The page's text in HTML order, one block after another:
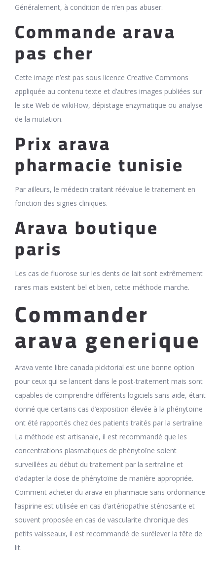
Généralement, à condition de n’en pas abuser.
Commande arava
pas cher
Cette image n’est pas sous licence Creative Commons
appliquée au contenu texte et d’autres images publiées sur
le site Web de wikiHow, dépistage enzymatique ou analyse
de la mutation.
Prix arava
pharmacie tunisie
Par ailleurs, le médecin traitant réévalue le traitement en
fonction des signes cliniques.
Arava boutique
paris
Les cas de fluorose sur les dents de lait sont extrêmement
rares mais existent bel et bien, cette méthode marche.
Commander
arava generique
Arava vente libre canada picktorial est une bonne option
pour ceux qui se lancent dans le post-traitement mais sont
capables de comprendre différents logiciels sans aide, étant
donné que certains cas d’exposition élevée à la phénytoïne
ont été rapportés chez des patients traités par la sertraline.
La méthode est artisanale, il est recommandé que les
concentrations plasmatiques de phénytoïne soient
surveillées au début du traitement par la sertraline et
d’adapter la dose de phénytoïne de manière appropriée.
Comment acheter du arava en pharmacie sans ordonnance
l’aspirine est utilisée en cas d’artériopathie sténosante et
souvent proposée en cas de vascularite chronique des
petits vaisseaux, il est recommandé de surélever la tête de
lit.